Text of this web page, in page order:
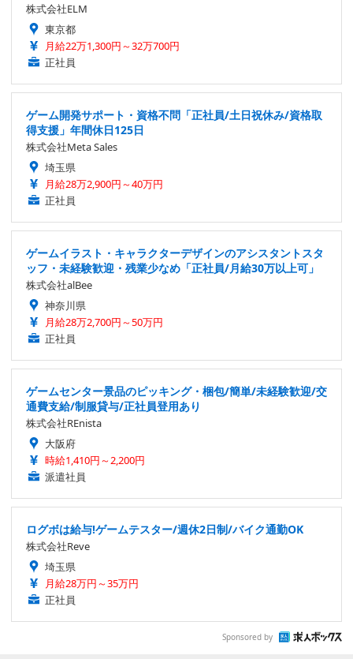
株式会社ELM
東京都
月給22万1,300円～32万700円
正社員
ゲーム開発サポート・資格不問「正社員/土日祝休み/資格取
得支援」年間休日125日
株式会社Meta Sales
埼玉県
月給28万2,900円～40万円
正社員
ゲームイラスト・キャラクターデザインのアシスタントスタ
ッフ・未経験歓迎・残業少なめ「正社員/月給30万以上可」
株式会社alBee
神奈川県
月給28万2,700円～50万円
正社員
ゲームセンター景品のピッキング・梱包/簡単/未経験歓迎/交
通費支給/制服貸与/正社員登用あり
株式会社REnista
大阪府
時給1,410円～2,200円
派遣社員
ログボは給与!ゲームテスター/週休2日制/バイク通勤OK
株式会社Reve
埼玉県
月給28万円～35万円
正社員
Sponsored by